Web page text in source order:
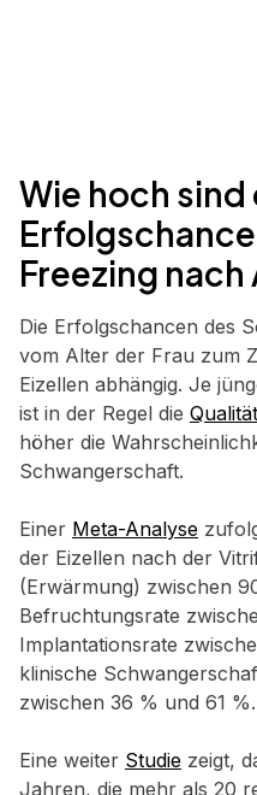
Wie hoch sind
Freezing nach
Die Erfolgschancen des
vom Alter der Frau zum
Eizellen abhängig. Je
ist in der Regel die
höher die
Schwangerschaft.
Einer Meta-Analyse
der Eizellen nach der
(Erwärmung) zwischen
Befruchtungsrate
Implantationsrate
klinische
zwischen 36 % und 61 %.
Eine weiter Studie zeigt,
Jahren, die mehr als 20